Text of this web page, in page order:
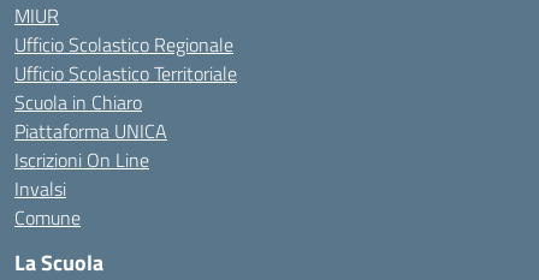
MIUR
Ufficio Scolastico Regionale
Ufficio Scolastico Territoriale
Scuola in Chiaro
Piattaforma UNICA
Iscrizioni On Line
Invalsi
Comune
La Scuola